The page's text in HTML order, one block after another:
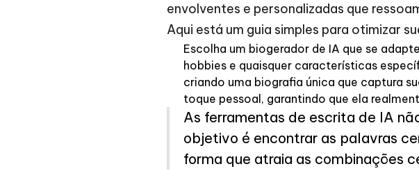
envolventes e personalizadas que
Aqui está um guia simples para otimizar
Escolha um biogerador de IA que se
hobbies e quaisquer características
criando uma biografia única que captura
toque pessoal, garantindo que ela
As ferramentas de escrita de IA
objetivo é encontrar as palavras
forma que atraia as combinações